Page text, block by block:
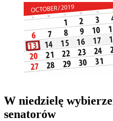
W niedzielę
senatorów